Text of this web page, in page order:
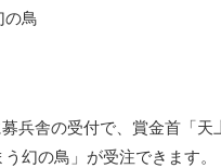
の鳥
兵舎の受付で、賞金首「
幻の鳥」が受注できます。